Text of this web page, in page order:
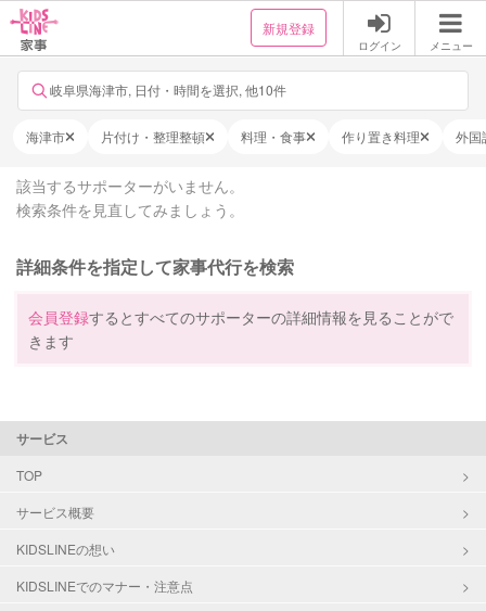
新規登録
ログイン メニュー
岐阜県海津市, 日付・時間を選択, 他10件
海津市 片付け・整理整頓 料理・食事 作り置き料理 外国
該当するサポーターがいません。
検索条件を見直してみましょう。
詳細条件を指定して家事代行を検索
会員登録するとすべてのサポーターの詳細情報を見ることがで
きます
サービス
TOP
サービス概要
KIDSLINEの想い
KIDSLINEでのマナー・注意点